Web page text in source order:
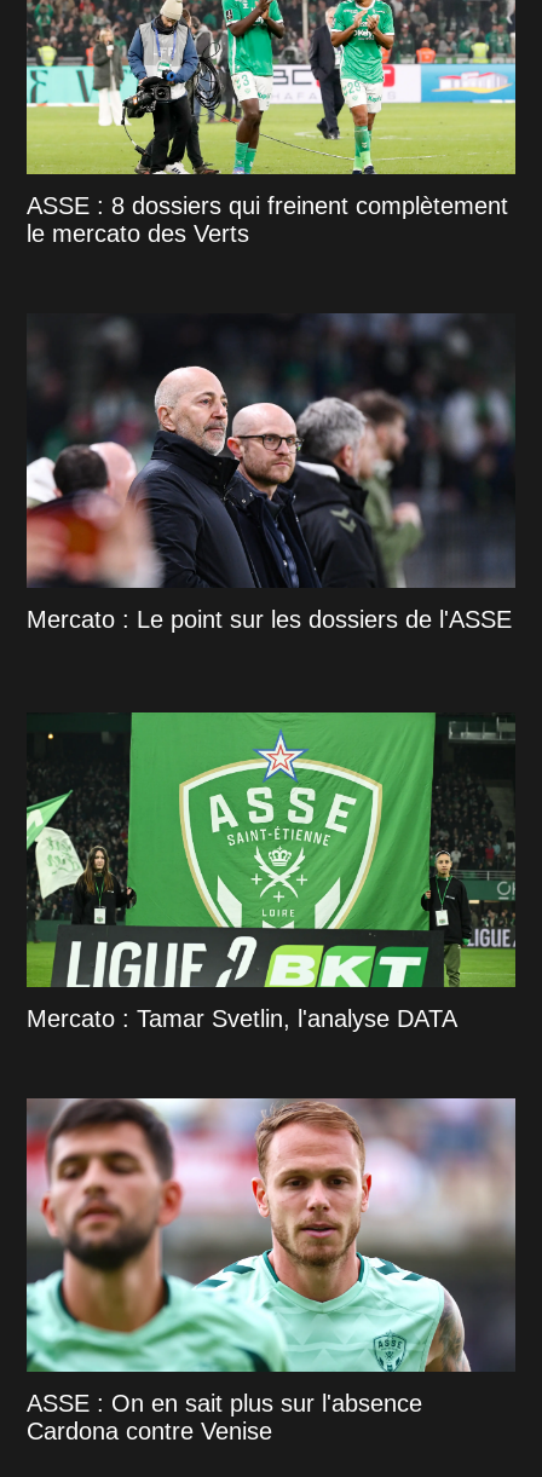
ASSE : 8 dossiers qui freinent complètement
le mercato des Verts
Mercato : Le point sur les dossiers de l'ASSE
Mercato : Tamar Svetlin, l'analyse DATA
ASSE : On en sait plus sur l'absence
Cardona contre Venise